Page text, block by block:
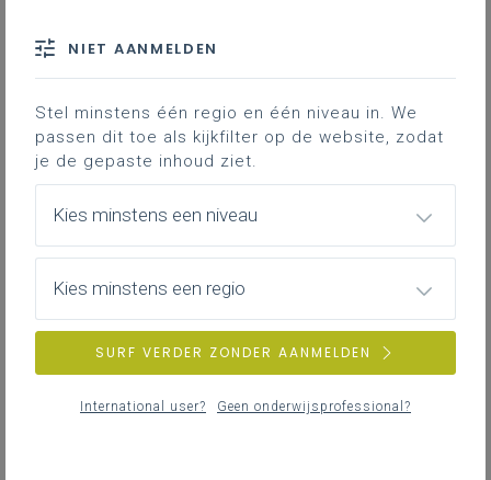
Lerende netwerken
kwaliteitsbeleid
versterken. Viadelende en lerende
netwerkenvoorzien we input vanuit de
pedagogische begeleiding en geven we
Afhankelijk van vragen van deelnemers
focussen we op het referentiekader voor
systematische evaluatie van kwaliteit inzake
NIET AANMELDEN
Stel minstens één regio en één niveau in. We
passen dit toe als kijkfilter op de website, zodat
je de gepaste inhoud ziet.
Kies minstens een niveau
Kies minstens een regio
SURF VERDER ZONDER AANMELDEN
International user? Geen onderwijsprofessional?